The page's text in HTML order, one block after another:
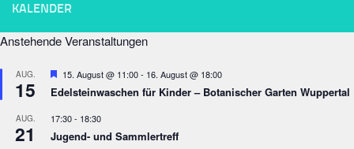
KALENDER
Anstehende Veranstaltungen
AUG.
15
Empfohlen
15. August @ 11:00- 16. August @ 18:00
Edelsteinwaschen für Kinder – Botanischer Garten Wuppertal
AUG.
21
17:30- 18:30
Jugend- und Sammlertreff